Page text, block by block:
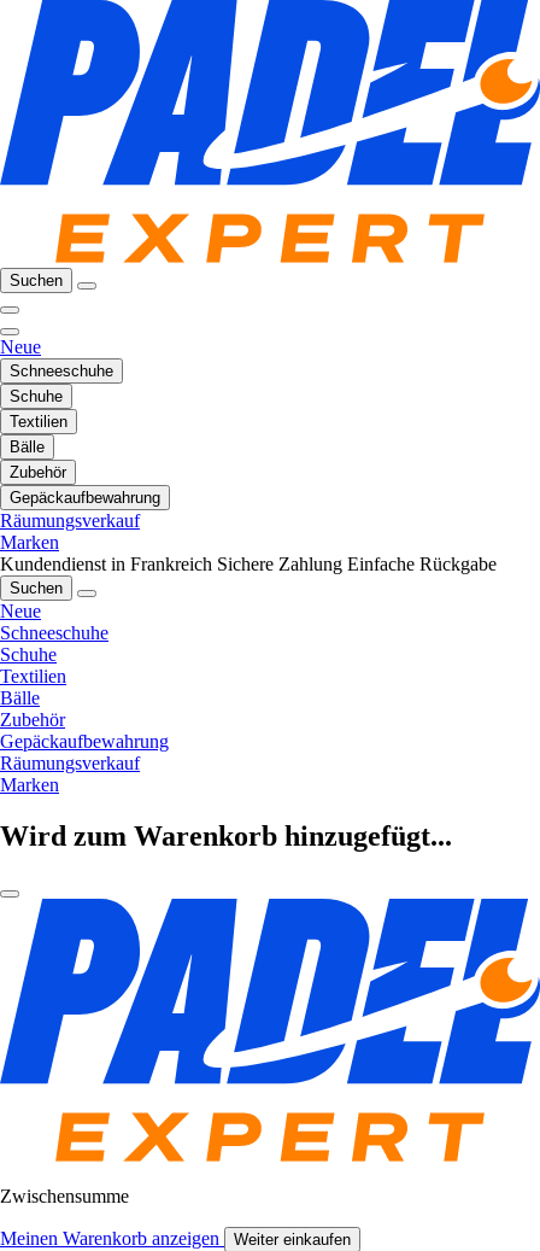
Suchen
Neue
Schneeschuhe
Schuhe
Textilien
Bälle
Zubehör
Gepäckaufbewahrung
Räumungsverkauf
Marken
Kundendienst in Frankreich Sichere Zahlung Einfache Rückgabe
Suchen
Neue
Schneeschuhe
Schuhe
Textilien
Bälle
Zubehör
Gepäckaufbewahrung
Räumungsverkauf
Marken
Wird zum Warenkorb hinzugefügt...
Zwischensumme
Meinen Warenkorb anzeigen Weiter einkaufen